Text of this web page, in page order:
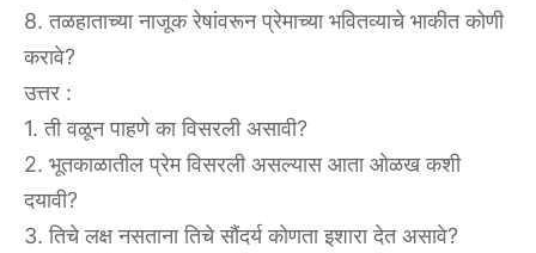
8. तळहाताच्या नाजूक रेषांवरून प्रेमाच्या भवितव्याचे भाकीत कोणी
करावे?
उत्तर :
1. ती वळून पाहणे का विसरली असावी?
2. भूतकाळातील प्रेम विसरली असल्यास आता ओळख कशी
दयावी?
3. तिचे लक्ष नसताना तिचे सौंदर्य कोणता इशारा देत असावे?